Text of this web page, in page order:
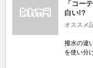
「コー
白い!?
オススメ
撥水の違
を使い分